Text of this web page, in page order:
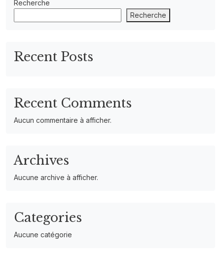
Recherche
Recherche
Recent Posts
Recent Comments
Aucun commentaire à afficher.
Archives
Aucune archive à afficher.
Categories
Aucune catégorie